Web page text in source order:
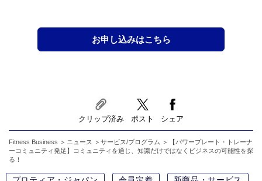
お申し込みはこちら
クリップ済み ポスト シェア
Fitness Business ニュース サービス/プログラム
【パワープレート・トレーナ
ーコミュニティ発足】コミュニティを通じ、知識だけではなくビジネスの可能性を探
る！